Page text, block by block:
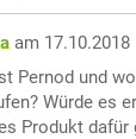
am
Pernod und
Würde es
Produkt dafür